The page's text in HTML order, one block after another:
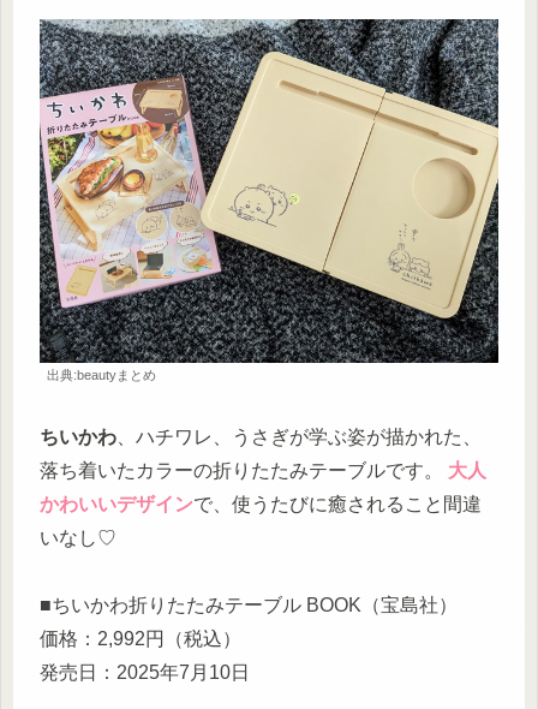
出典:beautyまとめ
ちいかわ 、ハチワレ、うさぎが学ぶ姿が描かれた、
落ち着いたカラーの折りたたみテーブルです。 大人
かわいいデザインで、使うたびに癒されること間違
いなし♡
■ちいかわ折りたたみテーブル BOOK（宝島社）
価格：2,992円（税込）
発売日：2025年7月10日